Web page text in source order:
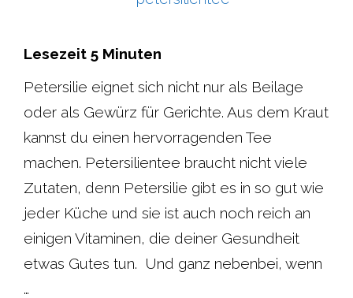
Lesezeit 5 Minuten
Petersilie eignet sich nicht nur als Beilage
oder als Gewürz für Gerichte. Aus dem Kraut
kannst du einen hervorragenden Tee
machen. Petersilientee braucht nicht viele
Zutaten, denn Petersilie gibt es in so gut wie
jeder Küche und sie ist auch noch reich an
einigen Vitaminen, die deiner Gesundheit
etwas Gutes tun. Und ganz nebenbei, wenn
…